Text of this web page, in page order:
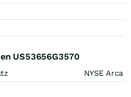
US53656G3570
NYSE Arca